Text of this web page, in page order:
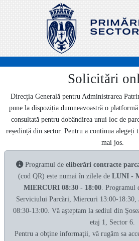
Solicitări
Direcția Generală pentru Administrarea
pune la dispoziția dumneavoastră o
consultată pentru dobândirea unui loc de
reședință din sector. Pentru a continua
mai jos.
Programul de eliberări contracte
(cod QR) este numai în zilele de LUNI -
MIERCURI 08:30 - 18:00 .
Serviciului Parcări, Miercuri 13:00-18:30,
08:30-13:00. Vă aşteptam la sediul din
etaj 1, Sector 6.
Pentru a obţine informaţii, vă rugăm sa